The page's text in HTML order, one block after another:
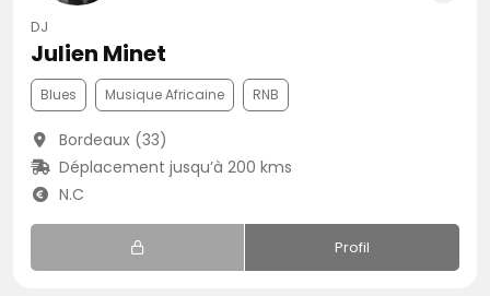
DJ
Julien Minet
Blues Musique Africaine RNB
Bordeaux (33)
Déplacement jusqu’à 200 kms
N.C
Profil